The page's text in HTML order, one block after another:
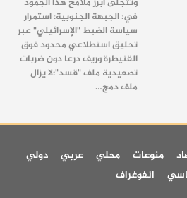
في:الجبهة الجنوبية:استمرار
سياسة الضبط "الإسرائيلي" عبر
تحليق استطلاعي محدود فوق
القنيطرة وريف درعا دون ضربات
تصعيدية ملف "قسد":لا يزال
ملف دمج…
منوعات محلي عربي
دولي
انفوغراف